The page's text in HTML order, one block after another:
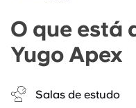
O que está
Yugo Apex
Salas de estudo